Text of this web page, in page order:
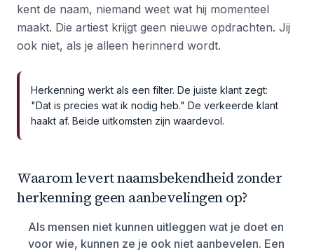
kent de naam, niemand weet wat hij momenteel
maakt. Die artiest krijgt geen nieuwe opdrachten. Jij
ook niet, als je alleen herinnerd wordt.
Herkenning werkt als een filter. De juiste klant zegt:
"Dat is precies wat ik nodig heb." De verkeerde klant
haakt af. Beide uitkomsten zijn waardevol.
Waarom levert naamsbekendheid zonder
herkenning geen aanbevelingen op?
Als mensen niet kunnen uitleggen wat je doet en
voor wie, kunnen ze je ook niet aanbevelen. Een